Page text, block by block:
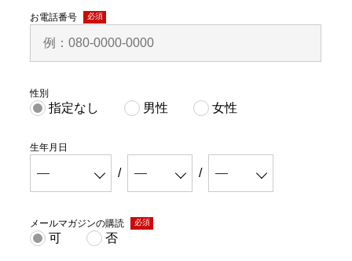
お電話番号
(必
須)
性別
指定なし 男性 女性
生年月日
メールマガジンの購読
可 否